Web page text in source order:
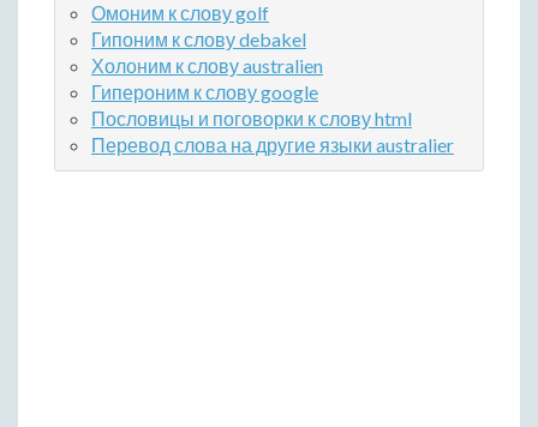
Омоним к слову golf
Гипоним к слову debakel
Холоним к слову australien
Гипероним к слову google
Пословицы и поговорки к слову html
Перевод слова на другие языки australier